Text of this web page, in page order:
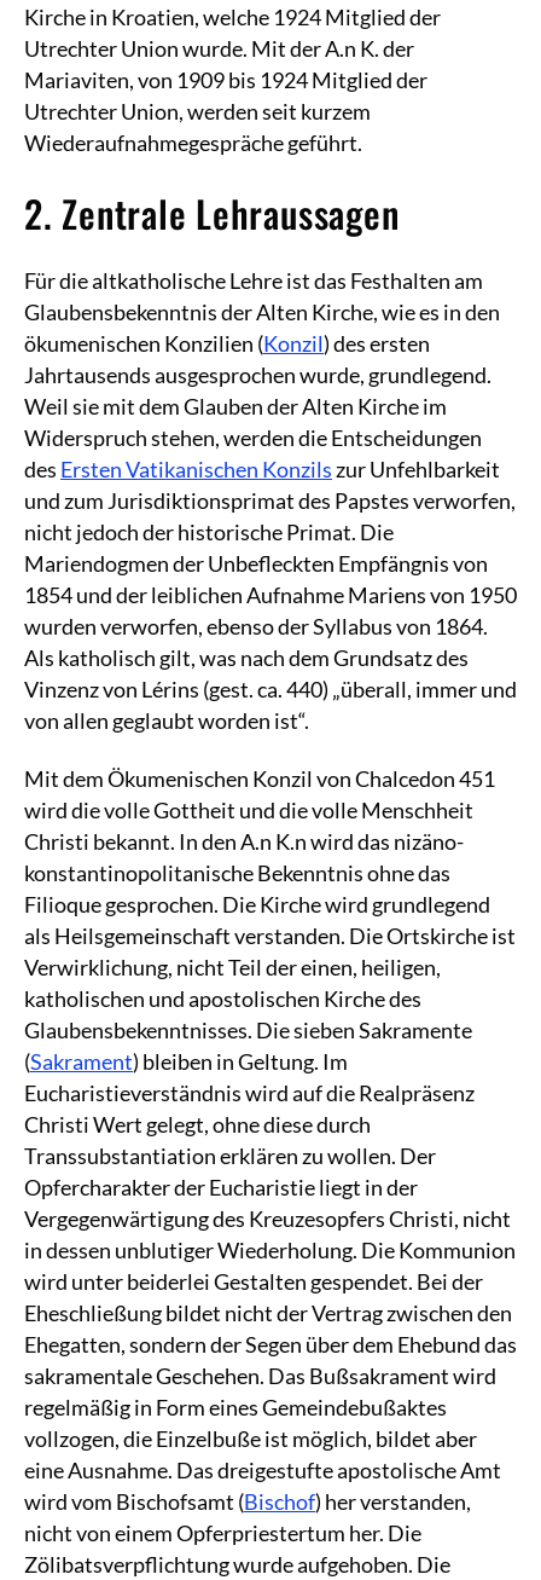
Kirche in Kroatien, welche 1924 Mitglied der
Utrechter Union wurde. Mit der A.n K. der
Mariaviten, von 1909 bis 1924 Mitglied der
Utrechter Union, werden seit kurzem
Wiederaufnahmegespräche geführt.
2. Zentrale Lehraussagen
Für die altkatholische Lehre ist das Festhalten am
Glaubensbekenntnis der Alten Kirche, wie es in den
ökumenischen Konzilien (Konzil) des ersten
Jahrtausends ausgesprochen wurde, grundlegend.
Weil sie mit dem Glauben der Alten Kirche im
Widerspruch stehen, werden die Entscheidungen
des Ersten Vatikanischen Konzilszur Unfehlbarkeit
und zum Jurisdiktionsprimat des Papstes verworfen,
nicht jedoch der historische Primat. Die
Mariendogmen der Unbefleckten Empfängnis von
1854 und der leiblichen Aufnahme Mariens von 1950
wurden verworfen, ebenso der Syllabus von 1864.
Als katholisch gilt, was nach dem Grundsatz des
Vinzenz von Lérins (gest. ca. 440) „überall, immer und
von allen geglaubt worden ist“.
Mit dem Ökumenischen Konzil von Chalcedon 451
wird die volle Gottheit und die volle Menschheit
Christi bekannt. In den A.n K.n wird das nizäno-
konstantinopolitanische Bekenntnis ohne das
Filioque gesprochen. Die Kirche wird grundlegend
als Heilsgemeinschaft verstanden. Die Ortskirche ist
Verwirklichung, nicht Teil der einen, heiligen,
katholischen und apostolischen Kirche des
Glaubensbekenntnisses. Die sieben Sakramente
(Sakrament) bleiben in Geltung. Im
Eucharistieverständnis wird auf die Realpräsenz
Christi Wert gelegt, ohne diese durch
Transsubstantiation erklären zu wollen. Der
Opfercharakter der Eucharistie liegt in der
Vergegenwärtigung des Kreuzesopfers Christi, nicht
in dessen unblutiger Wiederholung. Die Kommunion
wird unter beiderlei Gestalten gespendet. Bei der
Eheschließung bildet nicht der Vertrag zwischen den
Ehegatten, sondern der Segen über dem Ehebund das
sakramentale Geschehen. Das Bußsakrament wird
regelmäßig in Form eines Gemeindebußaktes
vollzogen, die Einzelbuße ist möglich, bildet aber
eine Ausnahme. Das dreigestufte apostolische Amt
wird vom Bischofsamt (Bischof) her verstanden,
nicht von einem Opferpriestertum her. Die
Zölibatsverpflichtung wurde aufgehoben. Die